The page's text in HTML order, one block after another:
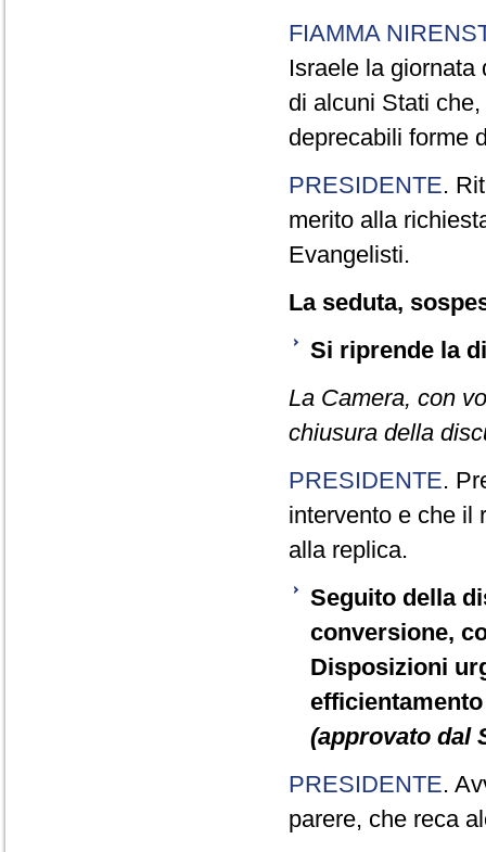
FIAMMA
Israele la
di alcuni Stati
deprecabili forme
PRESIDENTE.
merito alla
Evangelisti.
La seduta,
Si riprende la
La Camera, con
chiusura della
PRESIDENTE.
intervento e che il
alla replica.
Seguito della
conversione,
Disposizioni
(approvato dal
PRESIDENTE.
parere, che reca